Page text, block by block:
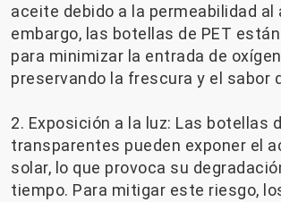
aceite debido a la permeabilidad al
embargo, las botellas de PET
para minimizar la entrada de
preservando la frescura y el sabor
2. Exposición a la luz: Las botellas
transparentes pueden exponer el
solar, lo que provoca su
tiempo. Para mitigar este riesgo,